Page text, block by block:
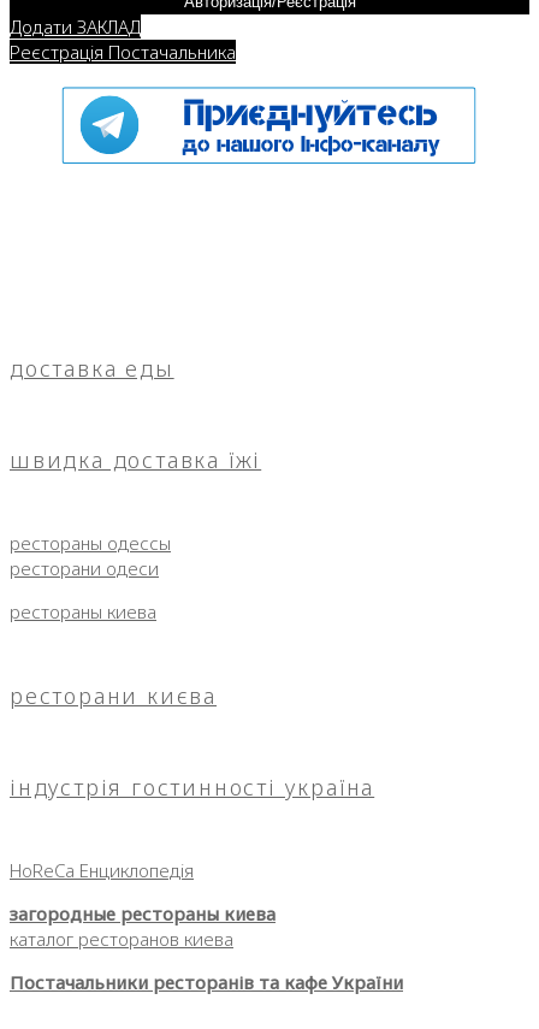
Додати ЗАКЛАД
Реєстрація Постачальника
доставка еды
швидка доставка їжі
рестораны одессы
ресторани одеси
рестораны киева
ресторани києва
індустрія гостинності україна
HoReCa Енциклопедія
загородные рестораны киева
каталог ресторанов киева
Постачальники ресторанів та кафе України